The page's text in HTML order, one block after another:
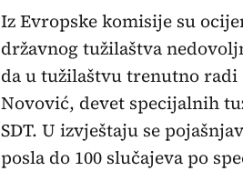
Iz Evropske komisije su
državnog tužilaštva
da u tužilaštvu trenutno
Novović, devet specijalnih
SDT. U izvještaju se
posla do 100 slučajeva po